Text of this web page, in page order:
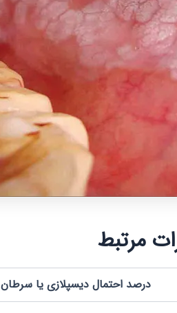
مرتبط
درصد احتمال دیسپلازی یا سرطان